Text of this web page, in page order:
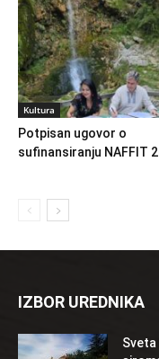
Kultura
Potpisan ugovor o
sufinansiranju NAFFIT
IZBOR UREDNIKA